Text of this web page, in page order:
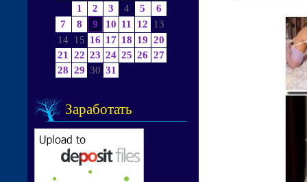
1
2 3 4 5
6
7
8 9 10 11 12
13
14 15 16 17 18 19 20
21
22 23 24 25 26 27
28 29 30 31
Заработать